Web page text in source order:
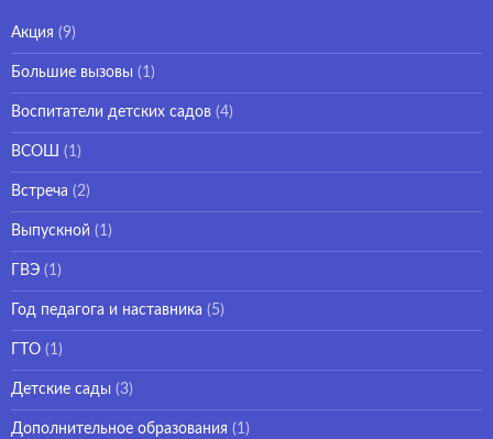
Акция (9)
Большие вызовы (1)
Воспитатели детских садов (4)
ВСОШ (1)
Встреча (2)
Выпускной (1)
ГВЭ (1)
Год педагога и наставника (5)
ГТО (1)
Детские сады (3)
Дополнительное образования (1)